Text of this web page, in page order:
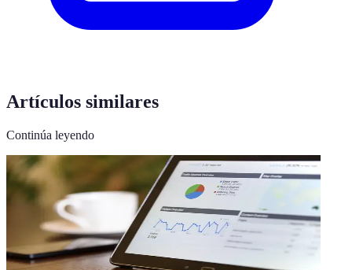
Artículos similares
Continúa leyendo